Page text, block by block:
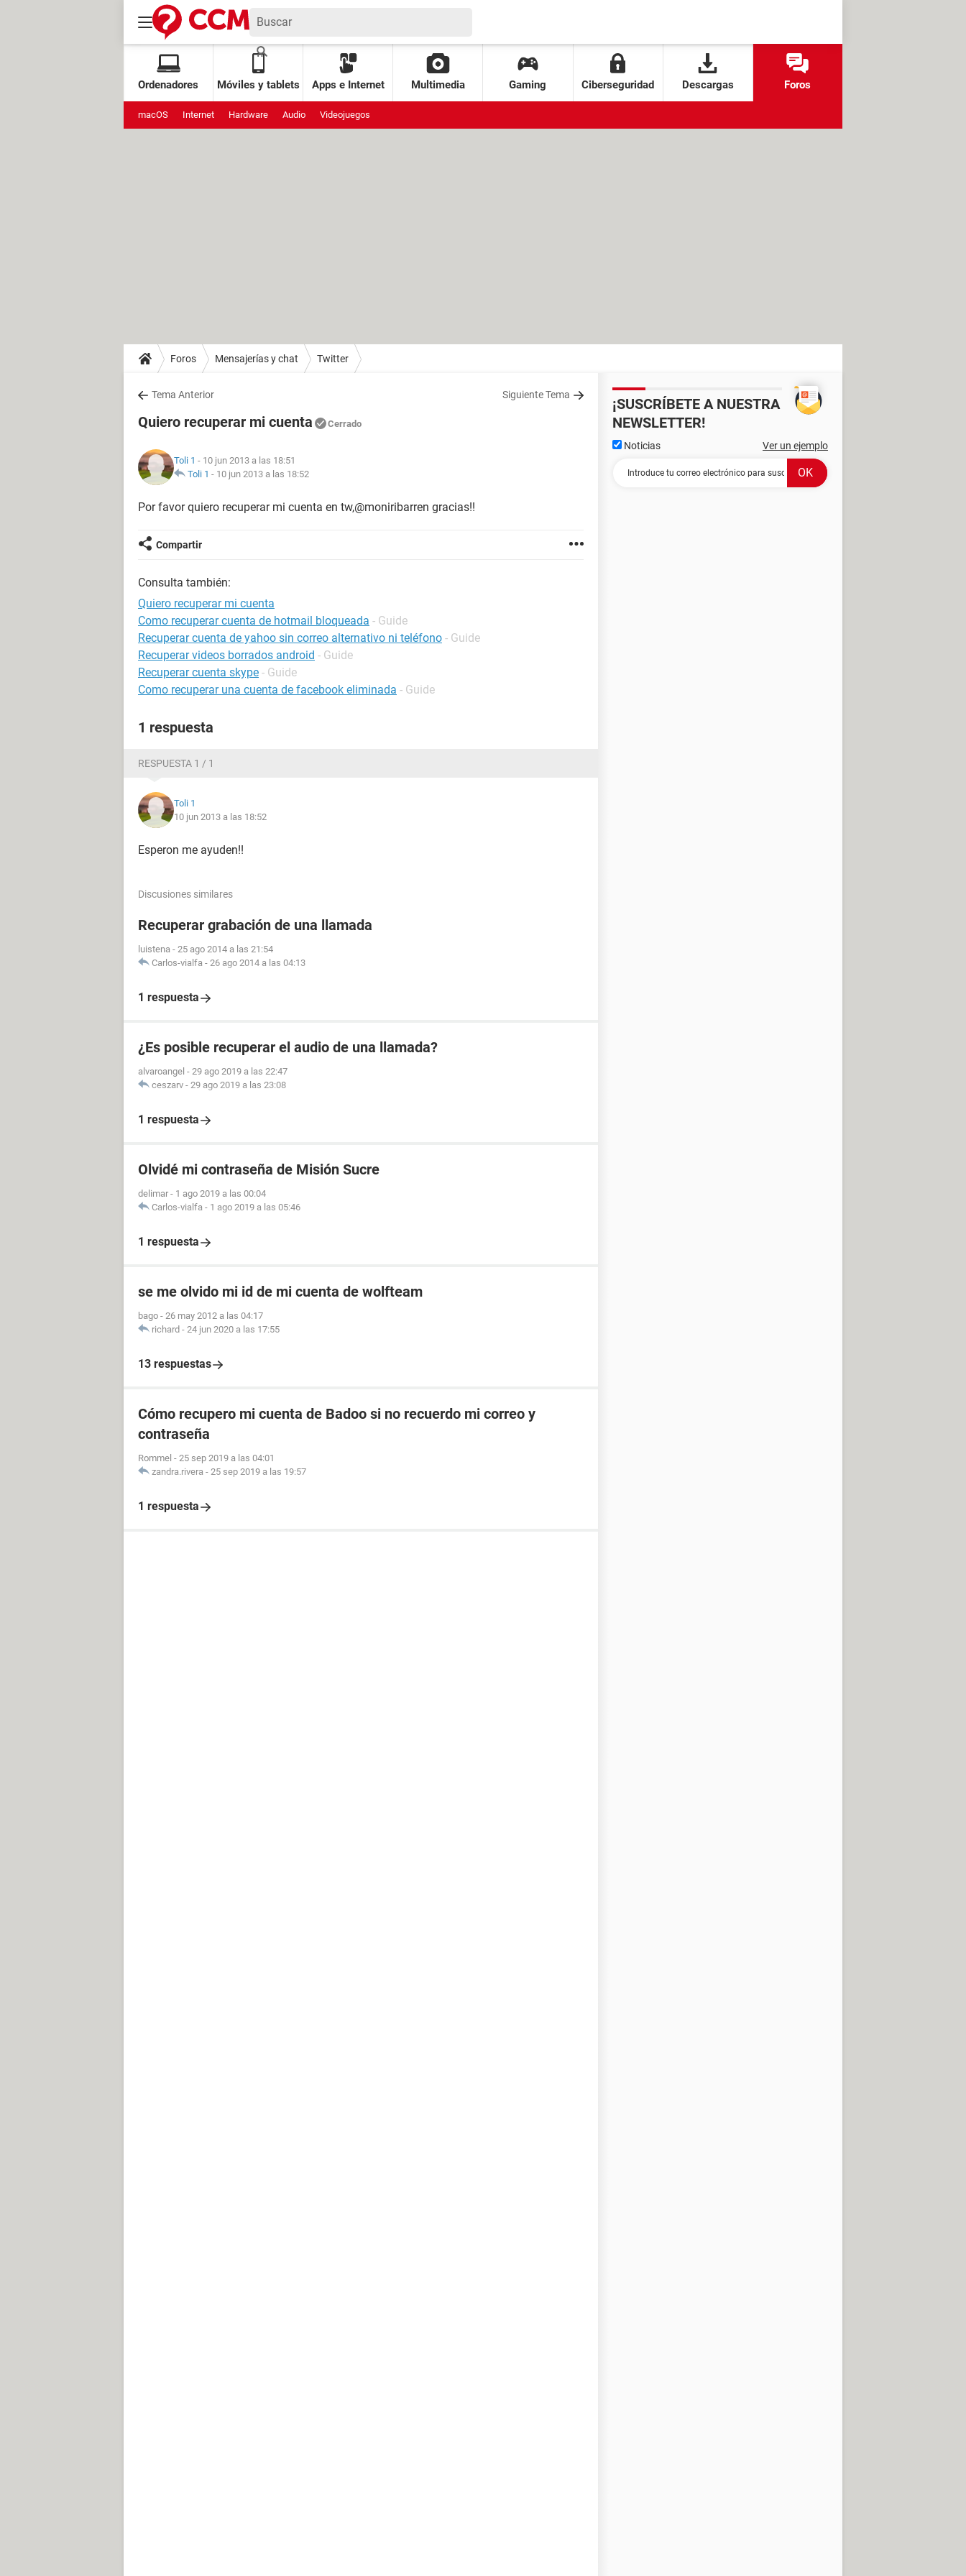
Ordenadores Móviles y tablets Apps e Internet Multimedia Gaming Ciberseguridad Descargas Foros
macOS Internet Hardware Audio Videojuegos
Foros Mensajerías y chat Twitter
Tema Anterior Siguiente Tema
Quiero recuperar mi cuenta Cerrado
Toli 1 - 10 jun 2013 a las 18:51
Toli 1 - 10 jun 2013 a las 18:52
Por favor quiero recuperar mi cuenta en tw,@moniribarren gracias!!
Compartir
Consulta también:
Quiero recuperar mi cuenta
Como recuperar cuenta de hotmail bloqueada - Guide
Recuperar cuenta de yahoo sin correo alternativo ni teléfono - Guide
Recuperar videos borrados android - Guide
Recuperar cuenta skype - Guide
Como recuperar una cuenta de facebook eliminada - Guide
1 respuesta
RESPUESTA 1 / 1
Toli 1
10 jun 2013 a las 18:52
Esperon me ayuden!!
Discusiones similares
Recuperar grabación de una llamada
luistena - 25 ago 2014 a las 21:54
Carlos-vialfa - 26 ago 2014 a las 04:13
1 respuesta
¿Es posible recuperar el audio de una llamada?
alvaroangel - 29 ago 2019 a las 22:47
ceszarv - 29 ago 2019 a las 23:08
1 respuesta
Olvidé mi contraseña de Misión Sucre
delimar - 1 ago 2019 a las 00:04
Carlos-vialfa - 1 ago 2019 a las 05:46
1 respuesta
se me olvido mi id de mi cuenta de wolfteam
bago - 26 may 2012 a las 04:17
richard - 24 jun 2020 a las 17:55
13 respuestas
Cómo recupero mi cuenta de Badoo si no recuerdo mi correo y
contraseña
Rommel - 25 sep 2019 a las 04:01
zandra.rivera - 25 sep 2019 a las 19:57
1 respuesta
¡SUSCRÍBETE A NUESTRA
NEWSLETTER!
Noticias Ver un ejemplo